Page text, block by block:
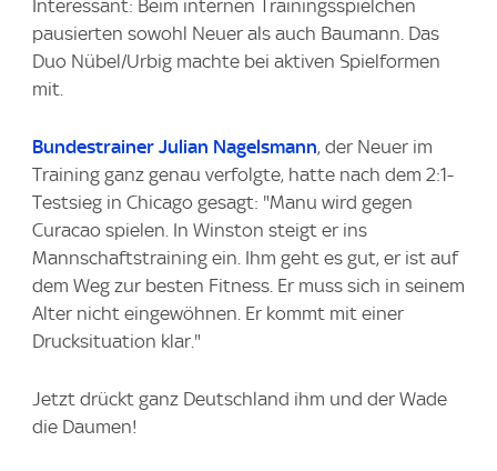
Interessant: Beim internen Trainingsspielchen
pausierten sowohl Neuer als auch Baumann. Das
Duo Nübel/Urbig machte bei aktiven Spielformen
mit.
Bundestrainer Julian Nagelsmann, der Neuer im
Training ganz genau verfolgte, hatte nach dem 2:1-
Testsieg in Chicago gesagt: "Manu wird gegen
Curacao spielen. In Winston steigt er ins
Mannschaftstraining ein. Ihm geht es gut, er ist auf
dem Weg zur besten Fitness. Er muss sich in seinem
Alter nicht eingewöhnen. Er kommt mit einer
Drucksituation klar."
Jetzt drückt ganz Deutschland ihm und der Wade
die Daumen!